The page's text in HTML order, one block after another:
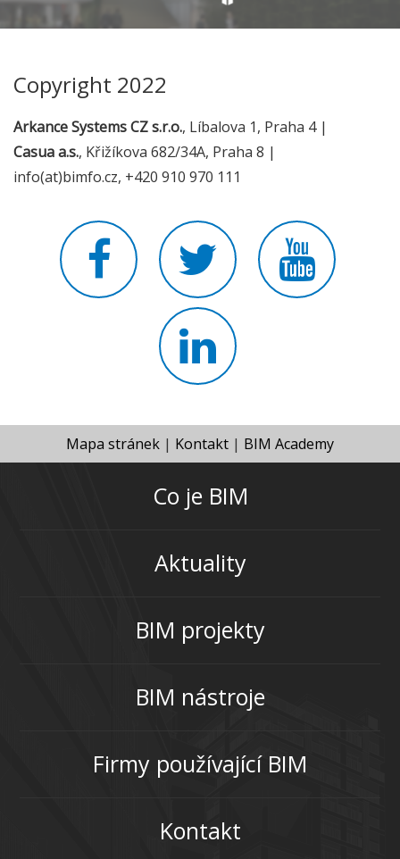
Copyright 2022
Arkance Systems CZ s.r.o., Líbalova 1, Praha 4 |
Casua a.s., Křižíkova 682/34A, Praha 8 |
info(at)bimfo.cz, +420 910 970 111
Mapa stránek | Kontakt | BIM Academy
Co je BIM
Aktuality
BIM projekty
BIM nástroje
Firmy používající BIM
Kontakt